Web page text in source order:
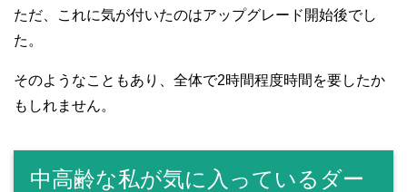
ただ、これに気が付いたのはアップグレード開始後でし
た。
そのようなこともあり、全体で2時間程度時間を要したか
もしれません。
中高齢な私が気に入っているダー